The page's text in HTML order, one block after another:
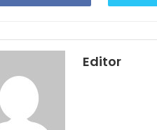
Editor